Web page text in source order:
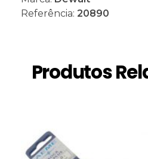
Referência: 20890
Produtos